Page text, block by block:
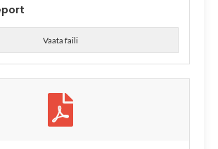
Vaata faili